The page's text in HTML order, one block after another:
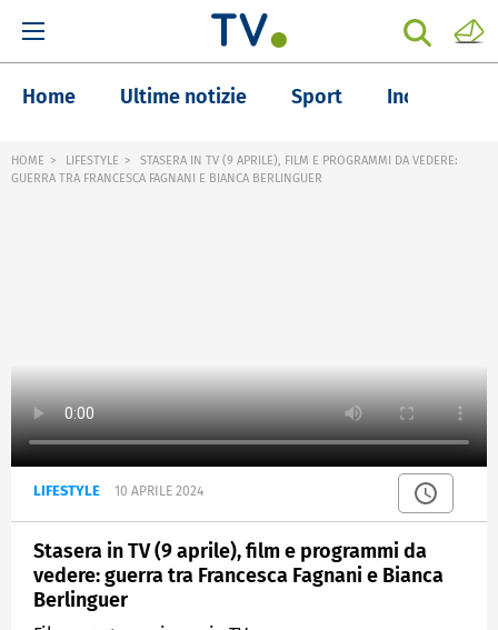
Home Ultime notizie Sport Inchieste
HOME LIFESTYLE
STASERA IN TV (9 APRILE), FILM E PROGRAMMI DA VEDERE:
GUERRA TRA FRANCESCA FAGNANI E BIANCA BERLINGUER
LIFESTYLE 10 APRILE 2024
Stasera in TV (9 aprile), film e programmi da
vedere: guerra tra Francesca Fagnani e Bianca
Berlinguer